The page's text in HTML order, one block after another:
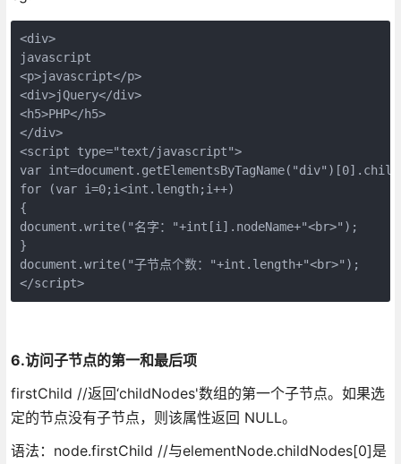
<div>
javascript
<p>javascript</p>
<div>jQuery</div>
<h5>PHP</h5>
</div>
<script type="text/javascript">
var
for (var i=0;i<int.length;i++)
{
document.write("名字："+int[i].nodeName+"<br>");
}
document.write("子节点个数："+int.length+"<br>");
</script>
6.访问子节点的第一和最后项
firstChild //返回‘childNodes'数组的第一个子节点。如果选
定的节点没有子节点，则该属性返回 NULL。
语法：node.firstChild //与elementNode.childNodes[0]是